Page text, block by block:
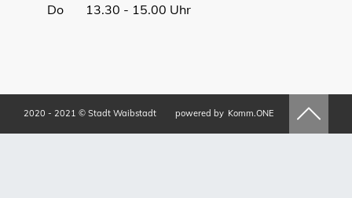
Do 13.30 - 15.00 Uhr
2020 - 2021 © Stadt Waibstadt powered by Komm.ONE